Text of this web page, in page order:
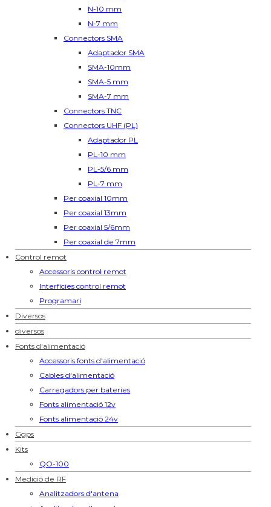
N-10 mm
N-7 mm
Connectors SMA
Adaptador SMA
SMA-10mm
SMA-5 mm
SMA-7 mm
Connectors TNC
Connectors UHF (PL)
Adaptador PL
PL-10 mm
PL-5/6 mm
PL-7 mm
Per coaxial 10mm
Per coaxial 13mm
Per coaxial 5/6mm
Per coaxial de 7mm
Control remot
Accessoris control remot
Interfícies control remot
Programari
Diversos
diversos
Fonts d'alimentació
Accessoris fonts d'alimentació
Cables d'alimentació
Carregadors per bateries
Fonts alimentació 12v
Fonts alimentació 24v
Ggps
Kits
QO-100
Medició de RF
Analitzadors d'antena